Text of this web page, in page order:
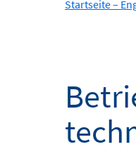
Startseite –